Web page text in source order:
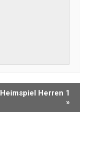
Heimspiel Herren 1
»